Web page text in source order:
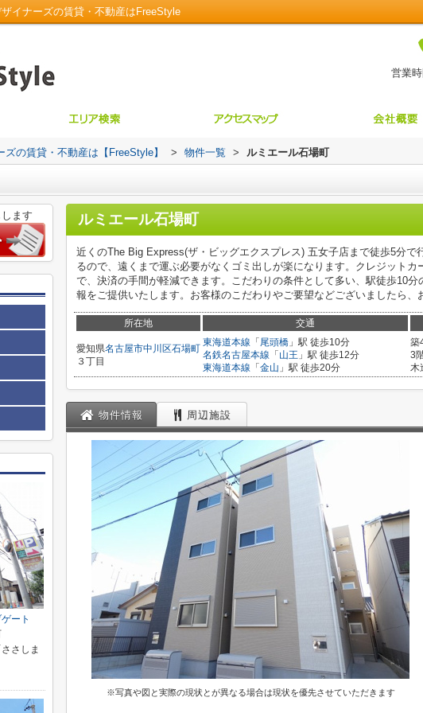
イナーズの賃貸・不動産はFreeStyle
営業
の賃貸・不動産は【FreeStyle】 > 物件一覧 > ルミエール石場町
ルミエール石場町
近くのThe Big Express(ザ・ビッグエクスプレス) 五女子店まで徒歩5分で
るので、遠くまで運ぶ必要がなくゴミ出しが楽になります。クレジット
で、決済の手間が軽減できます。こだわりの条件として多い、駅徒歩10
報をご提供いたします。お客様のこだわりやご要望などございましたら
所在地 交通
愛知県名古屋市中川区石場町
３丁目
東海道本線 「 尾頭橋 」駅 徒歩10分
名鉄名古屋本線 「 山王 」駅 徒歩12分
東海道本線 「 金山 」駅 徒歩20分
築
3
木
物件情報 周辺施設
※写真や図と実際の現状とが異なる場合は現状を優先させていただきます
ます
ート
さしま